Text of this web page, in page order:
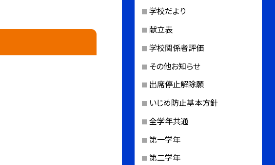
学校だより
献立表
学校関係者評価
その他お知らせ
出席停止解除願
いじめ防止基本方針
全学年共通
第一学年
第二学年